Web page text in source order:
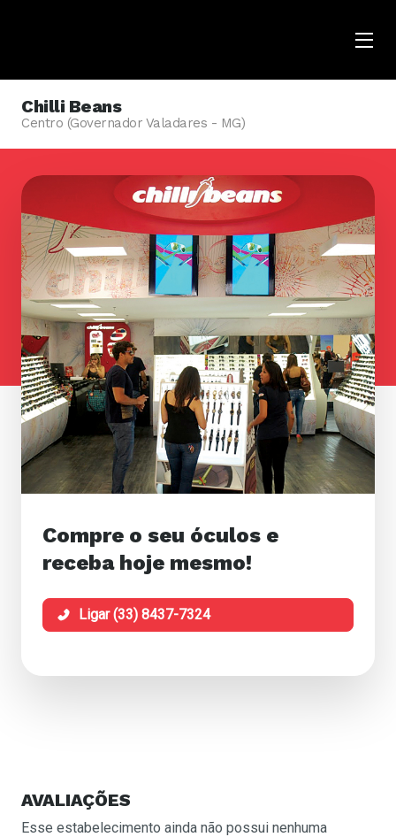
Menu
Chilli Beans
Centro (Governador Valadares - MG)
Compre o seu óculos e
receba hoje mesmo!
Ligar (33) 8437-7324
AVALIAÇÕES
Esse estabelecimento ainda não possui nenhuma